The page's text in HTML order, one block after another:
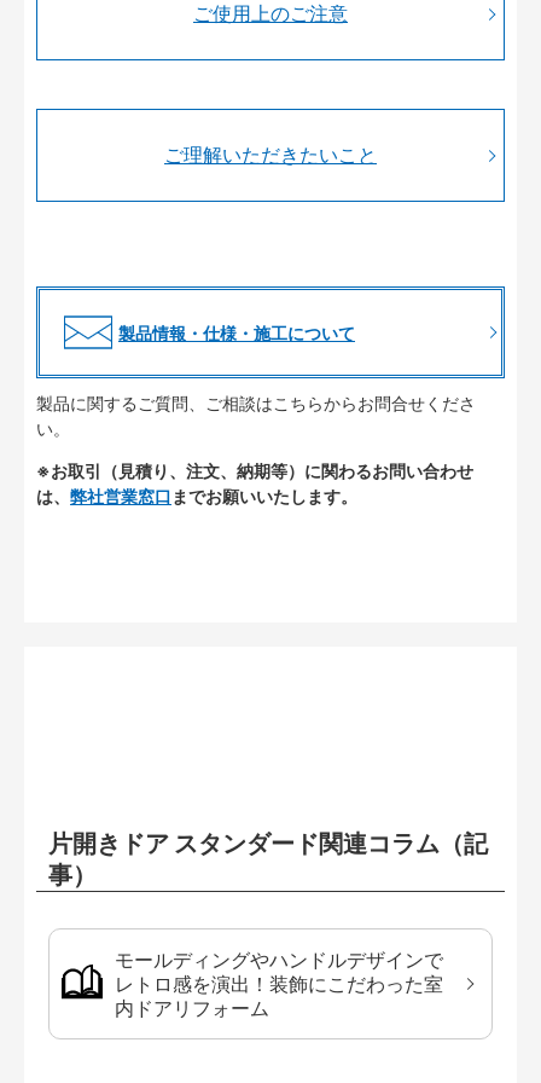
ご使用上のご注意
ご理解いただきたいこと
製品情報・仕様・施工について
製品に関するご質問、ご相談はこちらからお問合せくださ
い。
※お取引（見積り、注文、納期等）に関わるお問い合わせ
は、 弊社営業窓口 までお願いいたします。
片開きドア スタンダード関連コラム（記
事）
モールディングやハンドルデザインで
レトロ感を演出！装飾にこだわった室
内ドアリフォーム